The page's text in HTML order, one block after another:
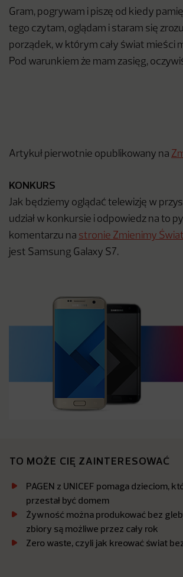
Gram, pogrywam i piszę od kiedy
tego czytam, oglądam i staram się
porządek, w którym cały świat mieści
Pod warunkiem że mam zasięg,
Artykuł pierwotnie opublikowany na
KONKURS
Jak będziemy oglądać telewizję w
udział w konkursie i odpowiedz na to
komentarzu na stronie Zmienimy Świat
jest Samsung Galaxy S7.
TO MOŻE CIĘ ZAINTERESOWAĆ
PAGEN z UNICEF pomaga dzieciom,
przestał być domem
Żywność można produkować bez
zbiory są możliwe przez cały rok
Zero waste, czyli jak kreować świat